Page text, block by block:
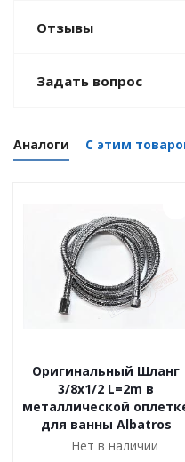
Отзывы
Задать вопрос
Аналоги С этим
Оригинальный Шланг
3/8х1/2 L=2m в
металлической
для ванны Albatros
Нет в наличии